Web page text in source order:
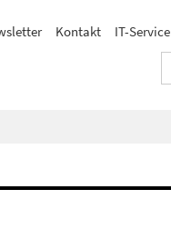
Kontakt IT-Service